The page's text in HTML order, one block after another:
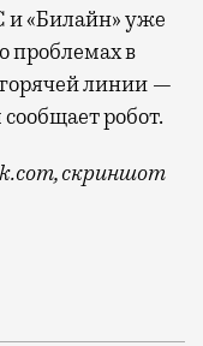
и «Билайн» уже
проблемах в
линии —
робот.
скриншот